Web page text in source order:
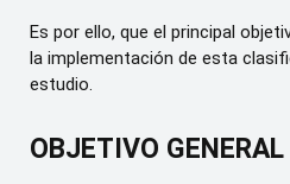
Es por ello, que el principal
la implementación de esta
estudio.
OBJETIVO GENERAL